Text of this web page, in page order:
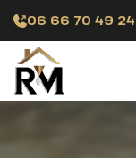
06 66 70 49 24